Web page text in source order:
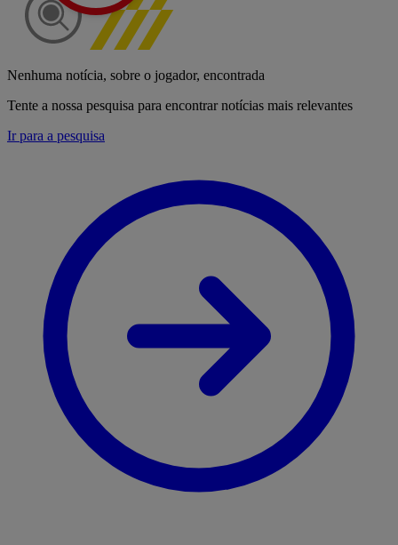
Nenhuma notícia, sobre o jogador, encontrada
Tente a nossa pesquisa para encontrar notícias mais relevantes
Ir para a pesquisa